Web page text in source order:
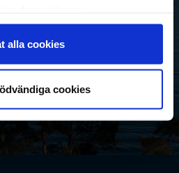
alla cookies
cookies